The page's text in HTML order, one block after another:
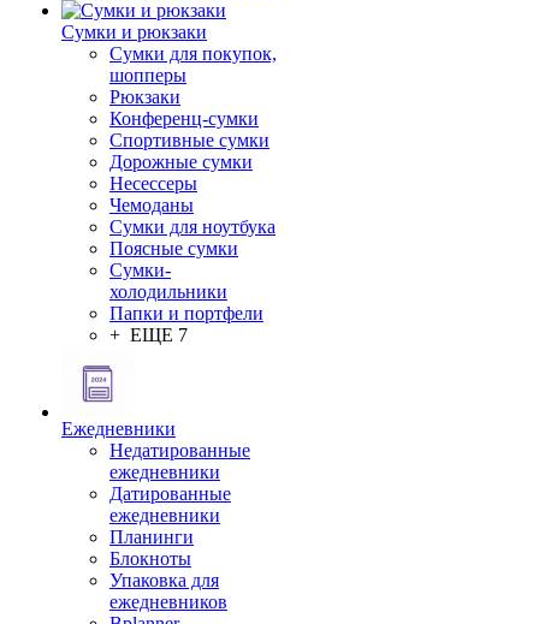
Сумки и рюкзаки
Сумки для покупок,
шопперы
Рюкзаки
Конференц-сумки
Спортивные сумки
Дорожные сумки
Несессеры
Чемоданы
Сумки для ноутбука
Поясные сумки
Сумки-
холодильники
Папки и портфели
+ ЕЩЕ 7
Ежедневники
Недатированные
ежедневники
Датированные
ежедневники
Планинги
Блокноты
Упаковка для
ежедневников